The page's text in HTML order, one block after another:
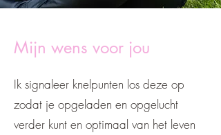
Mijn wens voor jou
Ik signaleer knelpunten los deze op
zodat je opgeladen en opgelucht
verder kunt en optimaal van het leven